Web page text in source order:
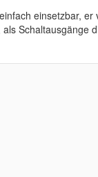
einsetzbar,
Schaltausgänge